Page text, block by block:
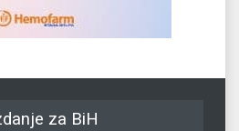
za BiH